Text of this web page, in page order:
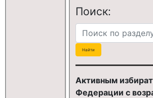
Поиск:
Активным
Федерации с